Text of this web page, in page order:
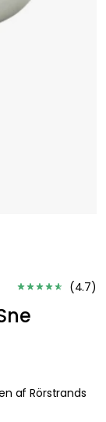
(4.7)
af ​​Rörstrands